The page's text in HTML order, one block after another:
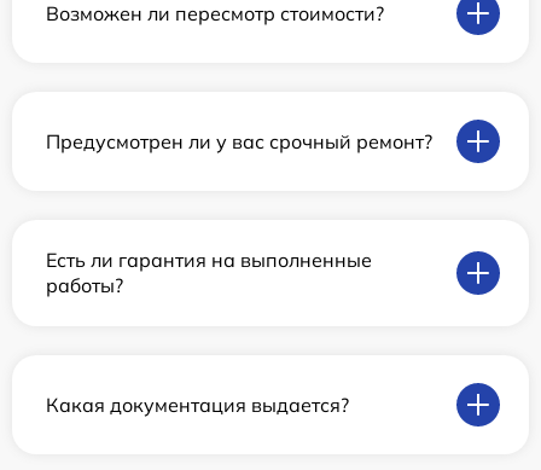
Возможен ли пересмотр стоимости?
Предусмотрен ли у вас срочный ремонт?
Есть ли гарантия на выполненные
работы?
Какая документация выдается?